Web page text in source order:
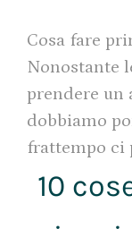
Cosa fare
Nonostante
prendere un
dobbiamo
frattempo ci
10